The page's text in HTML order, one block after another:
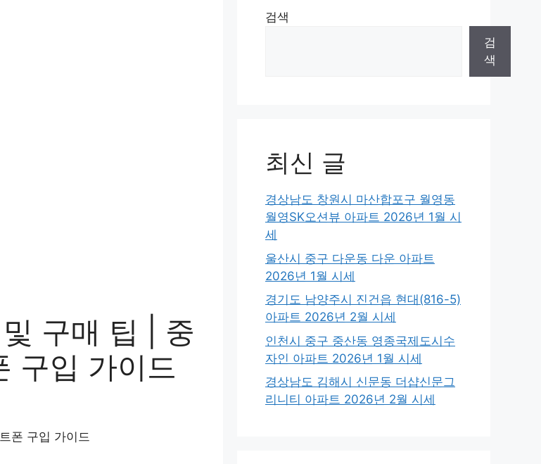
구매 팁 | 중
구입 가이드
폰 구입 가이드
검색
검
색
최신 글
경상남도 창원시 마산합포구 월영동
월영SK오션뷰 아파트 2026년 1월 시
세
울산시 중구 다운동 다운 아파트
2026년 1월 시세
경기도 남양주시 진건읍 현대(816-5)
아파트 2026년 2월 시세
인천시 중구 중산동 영종국제도시수
자인 아파트 2026년 1월 시세
경상남도 김해시 신문동 더샵신문그
리니티 아파트 2026년 2월 시세